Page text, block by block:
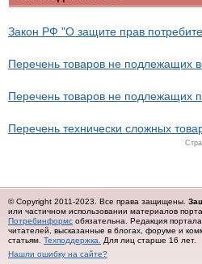
Закон РФ "О защите прав
Перечень товаров не подлежащих
Перечень товаров не подлежащих
Перечень технически сложных
© Copyright 2011-2023. Все права защищены.
или частичном использовании материалов
Потребинформс обязательна. Редакция
читателей, высказанные в блогах, форуме и
статьям. Техподдержка.
Для лиц старше 16 лет.
Нашли ошибку на сайте?